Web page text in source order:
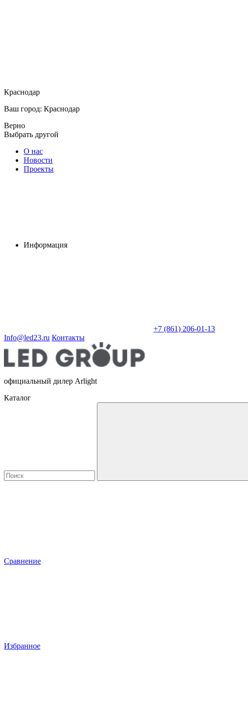
Краснодар
Ваш город: Краснодар
Верно
Выбрать другой
О нас
Новости
Проекты
Информация
+7 (861) 206-01-13
Info@led23.ru Контакты
официальный дилер Arlight
Каталог
Сравнение
Избранное